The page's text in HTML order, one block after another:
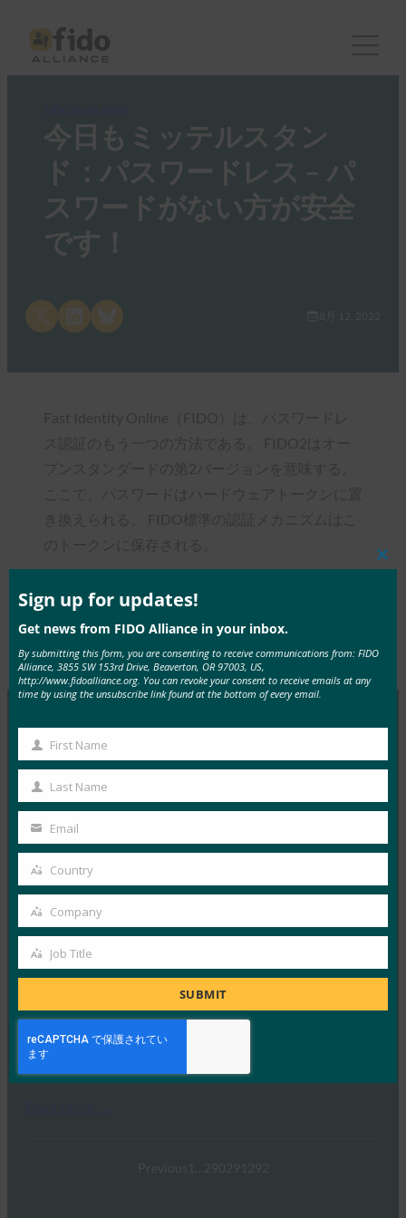
今日もミッテルスタン
ド：パスワードレス – パ
スワードがない方が安全
です！
Share on LinkedInShare on Bluesky 8月 12, 2022
Type:FIDO in the News
InfoWorld: Better authentication: Go get ‘em,
FIDO(認証の改善:FIDO)
FIDO in the News
FIDOに関するこの特集では、…
Read More →
TechTarget:FIDO認証規格がパスワードの受け渡し
FIDO in the News
1月 5, 2017
TechTargetは、政府や…
Previous 1 290291 292
Sign up for updates!
Get news from FIDO Alliance in your inbox.
By submitting this form, you are consenting to receive communications from: FIDO
Alliance, 3855 SW 153rd Drive, Beaverton, OR 97003, US,
http://www.fidoalliance.org. You can revoke your consent to receive emails at any
time by using the unsubscribe link found at the bottom of every email.
First
Name
First Name
Last
Name
Last Name
email
Email
Country
Country
Company
Company
Job
Job Title
SUBMIT